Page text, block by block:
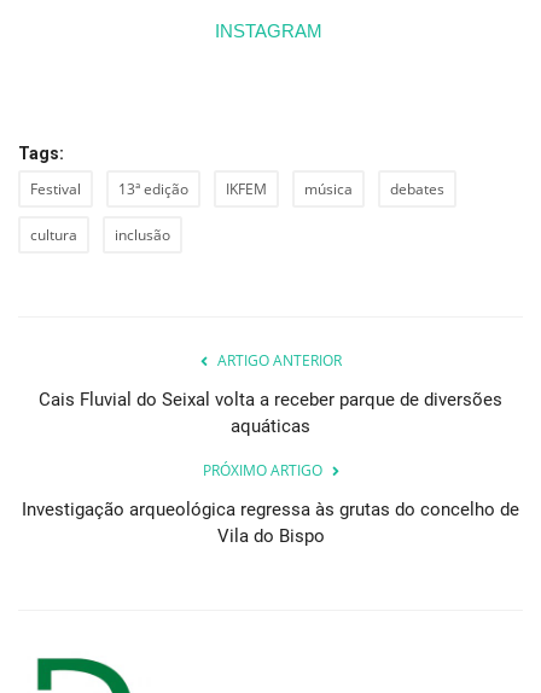
INSTAGRAM
Tags:
Festival 13ª edição IKFEM música debates
cultura inclusão
ARTIGO ANTERIOR
Cais Fluvial do Seixal volta a receber parque de diversões
aquáticas
PRÓXIMO ARTIGO
Investigação arqueológica regressa às grutas do concelho de
Vila do Bispo